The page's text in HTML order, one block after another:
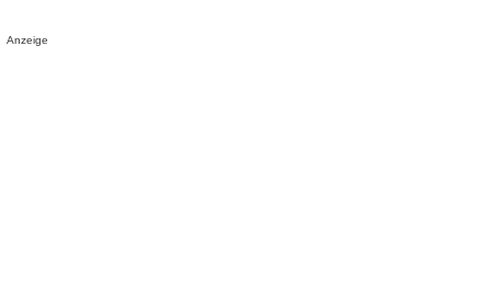
Anzeige